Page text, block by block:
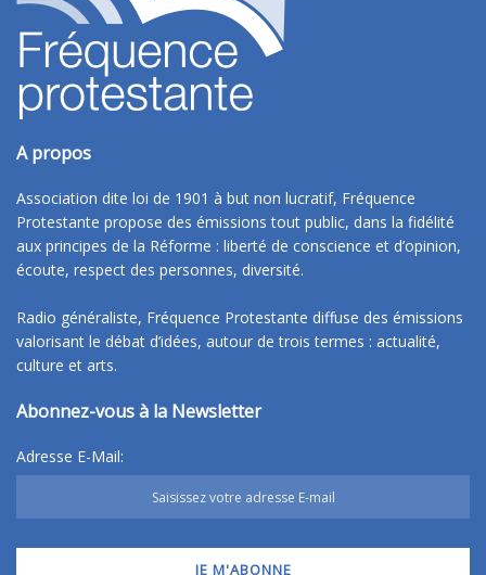
A propos
Association dite loi de 1901 à but non lucratif, Fréquence
Protestante propose des émissions tout public, dans la fidélité
aux principes de la Réforme : liberté de conscience et d’opinion,
écoute, respect des personnes, diversité.
Radio généraliste, Fréquence Protestante diffuse des émissions
valorisant le débat d’idées, autour de trois termes : actualité,
culture et arts.
Abonnez-vous à la Newsletter
Adresse E-Mail: